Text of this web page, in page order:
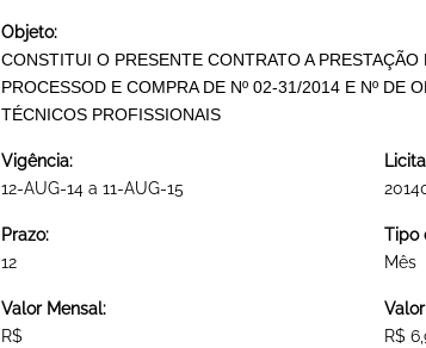
Objeto:
CONSTITUI O PRESENTE CONTRATO A
PROCESSOD E COMPRA DE Nº 02-31/2014 E Nº DE
TÉCNICOS PROFISSIONAIS
Vigência:
12-AUG-14 a 11-AUG-15
Prazo:
12
Tipo
Mês
Valor Mensal:
R$
R$